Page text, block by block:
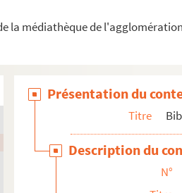
la médiathèque de
(1678)
la Sainte Annontiate celeste, prieure,
Benoist, indigne religieuse du
(1651)
datée de Quebec (1641)
Présentation du
Titre
Description du
N°